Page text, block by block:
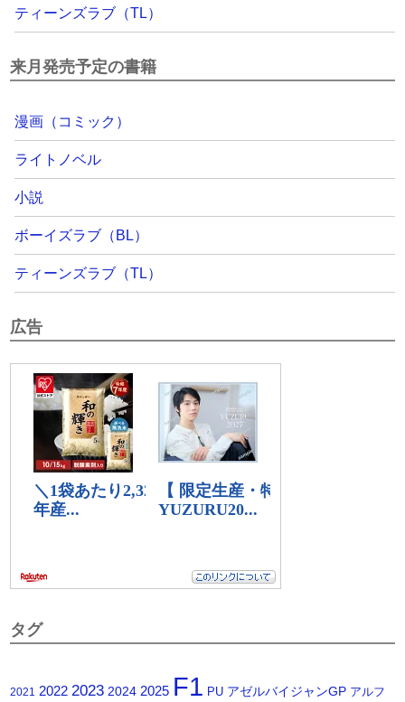
ティーンズラブ（TL）
来月発売予定の書籍
漫画（コミック）
ライトノベル
小説
ボーイズラブ（BL）
ティーンズラブ（TL）
広告
タグ
2021 2022 2023 2024 2025 F1 PU アゼルバイジャンGP アルフ